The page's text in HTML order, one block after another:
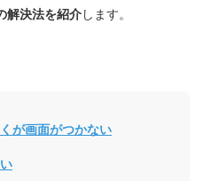
解決法を紹介 します。
が画面がつかない